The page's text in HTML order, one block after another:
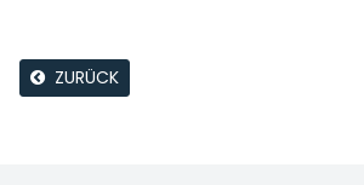
ZURÜCK